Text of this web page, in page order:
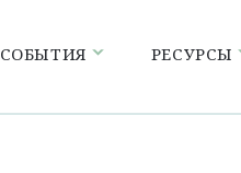
СОБЫТИЯ РЕСУРСЫ